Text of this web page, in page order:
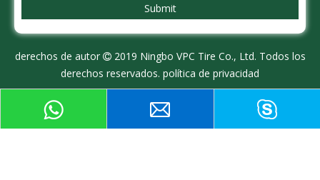
Submit
derechos de autor 2019 Ningbo VPC Tire Co., Ltd. Todos los
derechos reservados. política de privacidad